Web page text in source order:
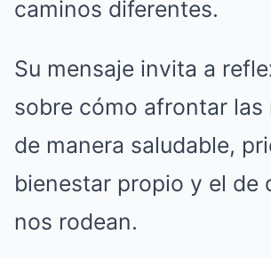
caminos diferentes.
Su mensaje invita a
sobre cómo afrontar las
de manera saludable,
bienestar propio y el de
nos rodean.